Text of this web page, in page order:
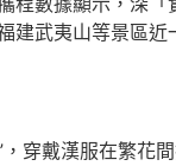
建武夷山等景區
穿戴漢服在繁花